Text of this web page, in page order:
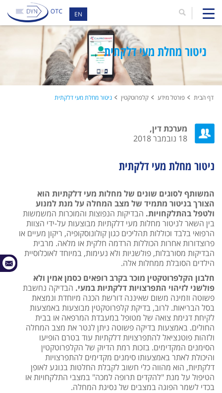
EN
ניטור מחלת מעי דלקתית
דף הבית פורטל מידע קלפרוטקטין ניטור מחלת מעי דלקתית
מערכת דין,
18 נובמבר 2018
ניטור מחלת מעי דלקתית
המשותף לסוגים שונים של מחלות מעי דלקתיות הוא
הצורך בניטור מתמיד של מצב המחלה על מנת למנוע
ולטפל בהתלקחויות. הבדיקות הנפוצות והמוכרות המשמשות
בין השאר לניטור מחלות מעי דלקתיות מבוצעות על-ידי הצוות
הרפואי בלבד וכוללות תהליכים כגון קולונוסקופיה, ריקון מעיים או
פרוצדורות אחרות הכוללות הרדמה חלקית או מלאה. מרבית
הבדיקות מסורבלות, פולשניות ולא נעימות, במיוחד לאוכלוסיית
הילדים הסובלת ממחלות אלה.
חלבון הקלפרוטקטין מוכר בקרב רופאים כסמן אמין ולא
פולשני לזיהוי התפרצויות דלקתיות במעי. הבדיקה נחשבת
פשוטה וזמינה משום שאיננה דורשת הכנה מיוחדת ונמצאת
בסל הבריאות. לרוב, בדיקת קלפרוטקטין מבוצעות באמצעות
לקיחת דגימת צואה של מטופל במעבדת המרפאה או בבית
החולים. באמצעות בדיקה פשוטה ניתן לנטר את מצב המחלה
ולזהות פוטנציאל להתפרצויות דלקתיות עוד בטרם הופיעו
הסימנים המקדימים. בזכות רמת הדיוק של הקלפרוטקטין
והיכולת לאתר באמצעותו סימנים מקדימים להתפרצויות
דלקתיות, הוא מהווה כלי חשוב לקבלת החלטות בנוגע לאופן
הטיפול על מנת "להקדים תרופה למכה" במצבי התלקחויות או
בכדי לשמר הפוגה במצבים של נסיגת המחלה.